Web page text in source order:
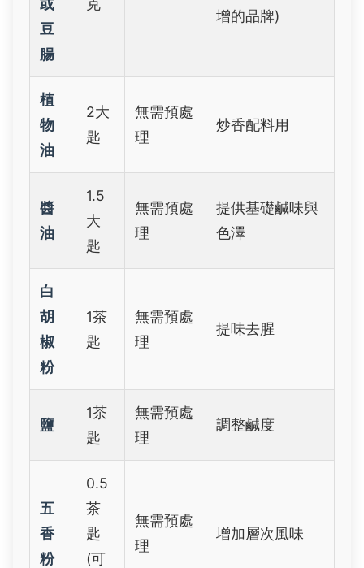
豆
腸
增的品牌)
植
物
油
2大
匙
無需預處
理
炒香配料用
醬
油
1.5
大
匙
無需預處
理
提供基礎鹹味與
色澤
白
胡
椒
粉
1茶
匙
無需預處
理
提味去腥
鹽
1茶
匙
無需預處
理
調整鹹度
五
香
粉
0.5
茶
匙
(可
無需預處
理
增加層次風味